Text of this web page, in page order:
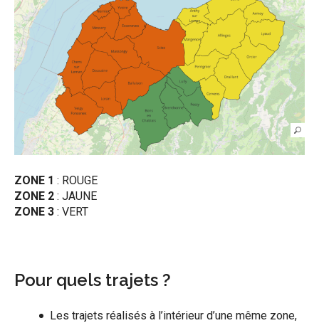
ZONE 1 : ROUGE
ZONE 2 : JAUNE
ZONE 3 : VERT
Pour quels trajets ?
Les trajets réalisés à l’intérieur d’une même zone,